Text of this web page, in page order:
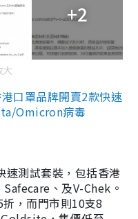
+2
口罩品牌開賣2款快速
Omicron病毒
速測試套裝，包括香港
、及V-Chek。
，而門市則10支8